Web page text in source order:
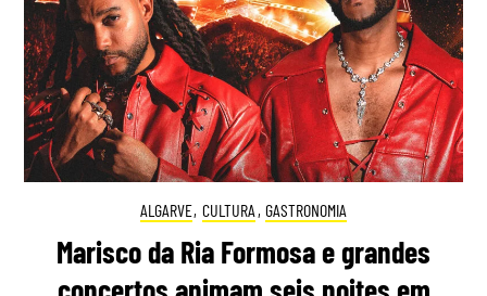
ALGARVE, CULTURA , GASTRONOMIA
Marisco da Ria Formosa e grandes